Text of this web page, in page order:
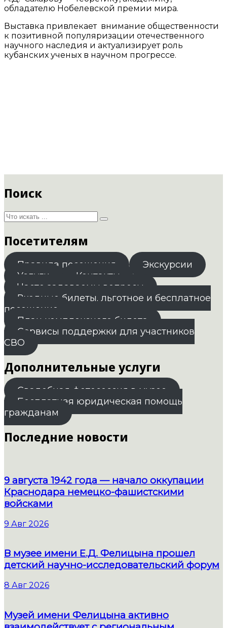
обладателю Нобелевской премии мира.
Выставка привлекает внимание общественности
к позитивной популяризации отечественного
научного наследия и актуализирует роль
кубанских ученых в научном прогрессе.
Поиск
Посетителям
Правила посещения
Экскурсии
Услуги
Контакты
Часто задаваемы вопросы
Входные билеты. льготное и бесплатное
посещение
План комплексного билета
Сервисы поддержки для участников
СВО
Дополнительные услуги
Свадебная фотосессия в музее
Бесплатная юридическая помощь
гражданам
Последние новости
9 августа 1942 года — начало оккупации
Краснодара немецко-фашистскими
войсками
9 Авг 2026
В музее имени Е.Д. Фелицына прошел
детский научно-исследовательский форум
8 Авг 2026
Музей имени Фелицына активно